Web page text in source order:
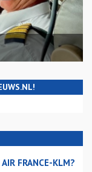
FRANCE-KLM?